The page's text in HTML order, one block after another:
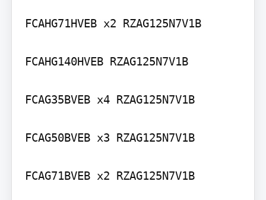
FCAHG71HVEB x2 RZAG125N7V1B
FCAHG140HVEB RZAG125N7V1B
FCAG35BVEB x4 RZAG125N7V1B
FCAG50BVEB x3 RZAG125N7V1B
FCAG71BVEB x2 RZAG125N7V1B